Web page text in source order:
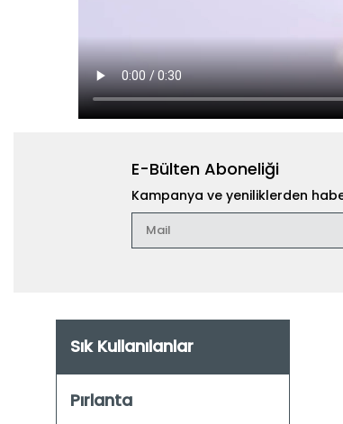
E-Bülten Aboneliği
Kampanya ve yeniliklerden
Sık Kullanılanlar
Pırlanta